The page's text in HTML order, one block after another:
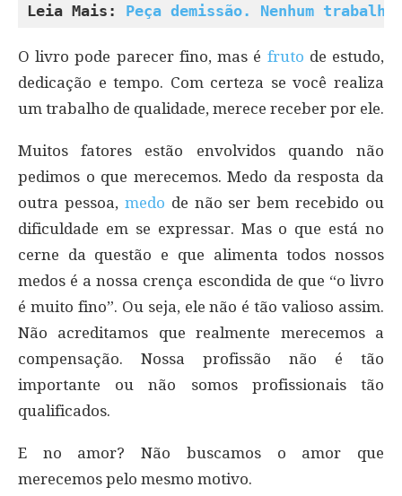
Leia Mais: Peça demissão. Nenhum
O livro pode parecer fino, mas é fruto de estudo,
dedicação e tempo. Com certeza se você realiza
um trabalho de qualidade, merece receber por ele.
Muitos fatores estão envolvidos quando não
pedimos o que merecemos. Medo da resposta da
outra pessoa, medo de não ser bem recebido ou
dificuldade em se expressar. Mas o que está no
cerne da questão e que alimenta todos nossos
medos é a nossa crença escondida de que “o livro
é muito fino”. Ou seja, ele não é tão valioso assim.
Não acreditamos que realmente merecemos a
compensação. Nossa profissão não é tão
importante ou não somos profissionais tão
qualificados.
E no amor? Não buscamos o amor que
merecemos pelo mesmo motivo.